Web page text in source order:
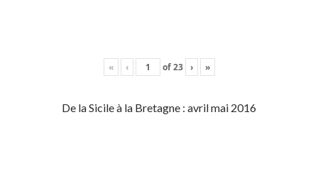
« ‹ of23 › »
De la Sicile à la Bretagne : avril mai 2016